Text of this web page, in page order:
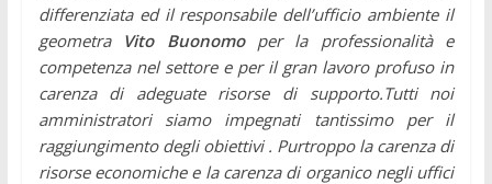
differenziata ed il responsabile dell’ufficio ambiente il
geometra Vito Buonomoper la professionalità e
competenza nel settore e per il gran lavoro profuso in
carenza di adeguate risorse di supporto.Tutti noi
amministratori siamo impegnati tantissimo per il
raggiungimento degli obiettivi . Purtroppo la carenza di
risorse economiche e la carenza di organico negli uffici